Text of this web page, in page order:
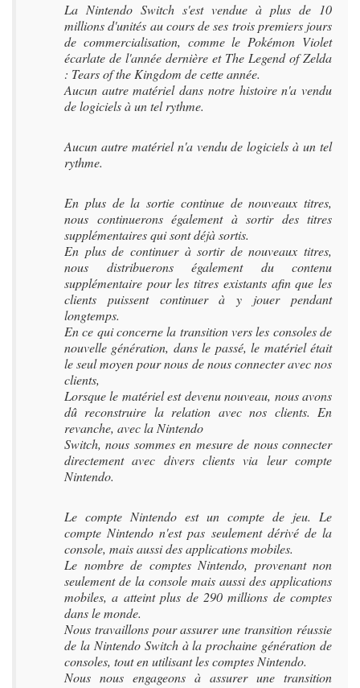
La Nintendo Switch s'est vendue à plus de 10
millions d'unités au cours de ses trois premiers jours
de commercialisation, comme le Pokémon Violet
écarlate de l'année dernière et The Legend of Zelda
: Tears of the Kingdom de cette année.
Aucun autre matériel dans notre histoire n'a vendu
de logiciels à un tel rythme.
Aucun autre matériel n'a vendu de logiciels à un tel
rythme.
En plus de la sortie continue de nouveaux titres,
nous continuerons également à sortir des titres
supplémentaires qui sont déjà sortis.
En plus de continuer à sortir de nouveaux titres,
nous distribuerons également du contenu
supplémentaire pour les titres existants afin que les
clients puissent continuer à y jouer pendant
longtemps.
En ce qui concerne la transition vers les consoles de
nouvelle génération, dans le passé, le matériel était
le seul moyen pour nous de nous connecter avec nos
clients,
Lorsque le matériel est devenu nouveau, nous avons
dû reconstruire la relation avec nos clients. En
revanche, avec la Nintendo
Switch, nous sommes en mesure de nous connecter
directement avec divers clients via leur compte
Nintendo.
Le compte Nintendo est un compte de jeu. Le
compte Nintendo n'est pas seulement dérivé de la
console, mais aussi des applications mobiles.
Le nombre de comptes Nintendo, provenant non
seulement de la console mais aussi des applications
mobiles, a atteint plus de 290 millions de comptes
dans le monde.
Nous travaillons pour assurer une transition réussie
de la Nintendo Switch à la prochaine génération de
consoles, tout en utilisant les comptes Nintendo.
Nous nous engageons à assurer une transition